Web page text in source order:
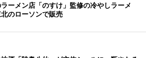
ラーメン店「のすけ」監修の冷やしラーメ
のローソンで販売